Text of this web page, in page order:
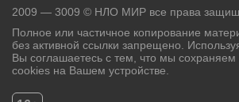
2009 — 3009 © НЛО МИР все права
Полное или частичное копирование
без активной ссылки запрещено.
Вы соглашаетесь с тем, что мы сохраняем
cookies на Вашем устройстве.